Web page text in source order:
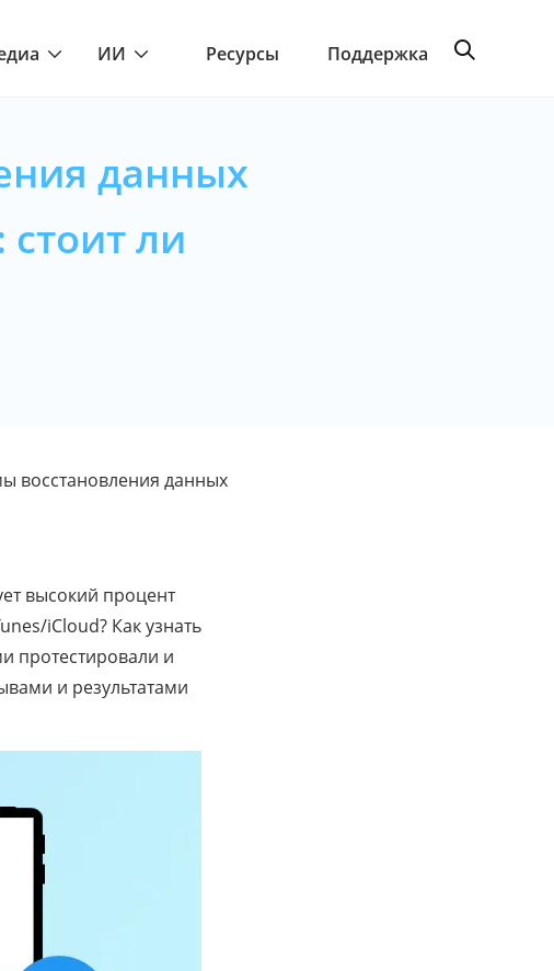
ИИ Ресурсы Поддержка
данных
ли
восстановления данных
высокий процент
iCloud? Как узнать
протестировали и
и результатами